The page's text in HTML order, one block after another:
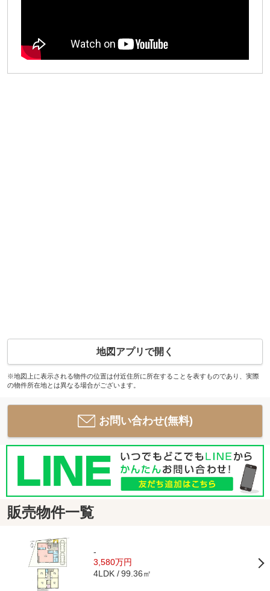
地図アプリで開く
※地図上に表示される物件の位置は付近住所に所在することを表すものであり、実際
の物件所在地とは異なる場合がございます。
お問い合わせ(無料)
販売物件一覧
-
3,580万円
4LDK 99.36㎡